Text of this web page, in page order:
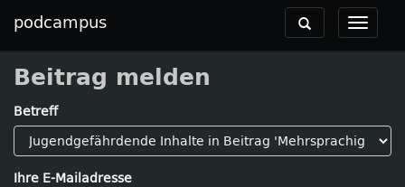
podcampus
Toggle
Toggle
navigation
Beitrag melden
Betreff
Ihre E-Mailadresse